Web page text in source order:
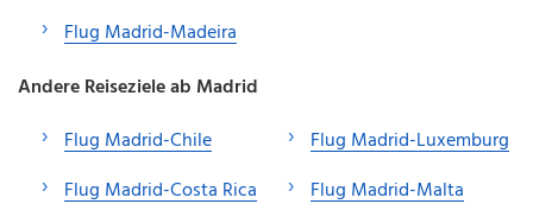
Flug Madrid-Madeira
Andere Reiseziele ab Madrid
Flug Madrid-Chile
Flug Madrid-Costa Rica
Flug Madrid-Luxemburg
Flug Madrid-Malta